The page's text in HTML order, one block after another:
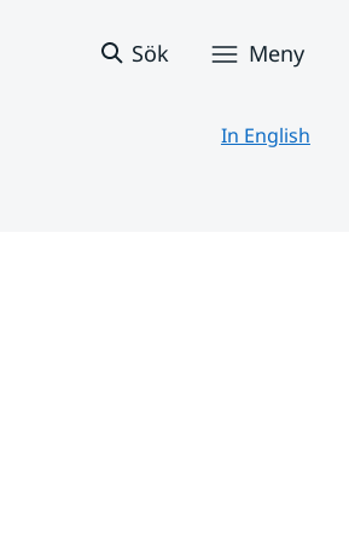
Sök Meny
In English